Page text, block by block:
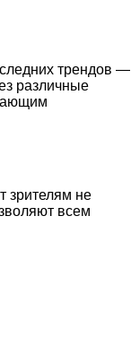
трендов —
различные
зрителям не
всем